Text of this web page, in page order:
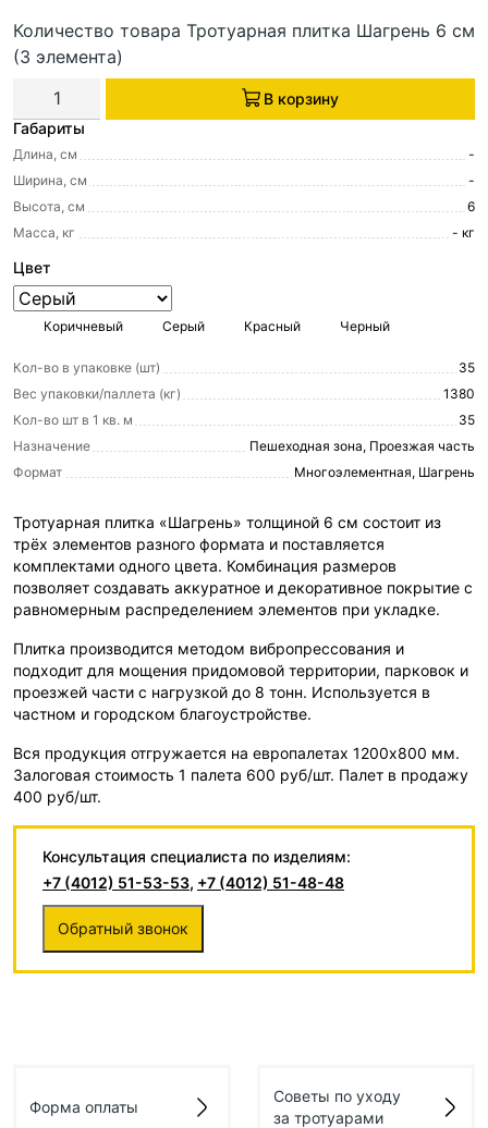
Габариты
Длина, см
-
Ширина, см
-
Высота, см
6
Масса, кг
- кг
Цвет
Коричневый Серый Красный Черный
Кол-во в упаковке (шт)
35
Вес упаковки/паллета (кг)
1380
Кол-во шт в 1 кв. м
35
Назначение
Пешеходная зона, Проезжая часть
Формат
Многоэлементная, Шагрень
Количество товара Тротуарная плитка Шагрень 6 см
(3 элемента)
В корзину
Тротуарная плитка «Шагрень» толщиной 6 см состоит из
трёх элементов разного формата и поставляется
комплектами одного цвета. Комбинация размеров
позволяет создавать аккуратное и декоративное покрытие с
равномерным распределением элементов при укладке.
Плитка производится методом вибропрессования и
подходит для мощения придомовой территории, парковок и
проезжей части с нагрузкой до 8 тонн. Используется в
частном и городском благоустройстве.
Вся продукция отгружается на европалетах 1200х800 мм.
Залоговая стоимость 1 палета 600 руб/шт. Палет в продажу
400 руб/шт.
Консультация специалиста по изделиям:
+7 (4012) 51-53-53, +7 (4012) 51-48-48
Обратный звонок
Форма оплаты
Советы по уходу
за тротуарами